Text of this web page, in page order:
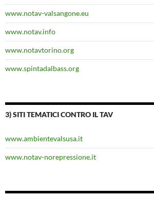
www.notav-valsangone.eu
www.notav.info
www.notavtorino.org
www.spintadalbass.org
3) SITI TEMATICI CONTRO IL TAV
www.ambientevalsusa.it
www.notav-norepressione.it